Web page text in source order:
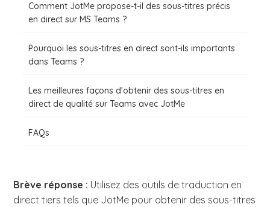
Comment JotMe propose-t-il des sous-titres précis
en direct sur MS Teams ?
Pourquoi les sous-titres en direct sont-ils importants
dans Teams ?
Les meilleures façons d'obtenir des sous-titres en
direct de qualité sur Teams avec JotMe
FAQs
Brève réponse : Utilisez des outils de traduction en
direct tiers tels que JotMe pour obtenir des sous-titres